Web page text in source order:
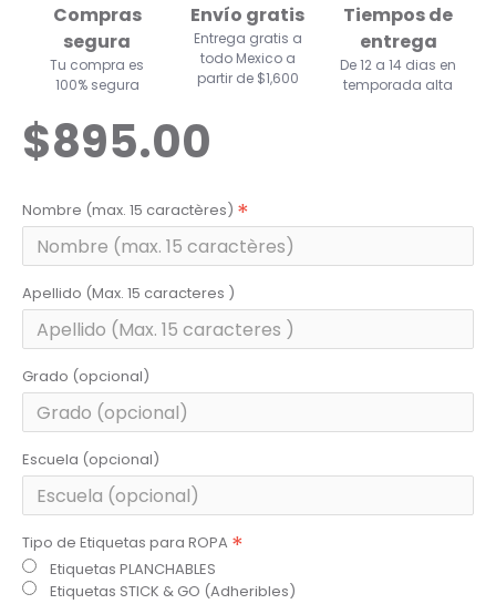
Compras
segura
Tu compra es
100% segura
Envío gratis
Entrega gratis a
todo Mexico a
partir de $1,600
Tiempos de
entrega
De 12 a 14 dias en
temporada alta
$895.00
Nombre (max. 15 caractères)
Apellido (Max. 15 caracteres )
Grado (opcional)
Escuela (opcional)
Tipo de Etiquetas para ROPA
Etiquetas PLANCHABLES
Etiquetas STICK & GO (Adheribles)